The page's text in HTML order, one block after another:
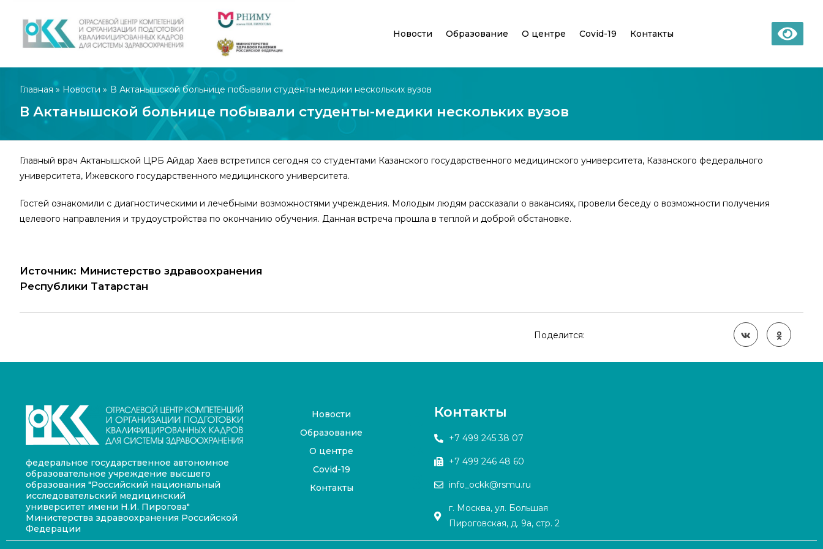
Новости Образование О центре Covid-19 Контакты
Главная » Новости » В Актанышской больнице побывали студенты-медики нескольких вузов
В Актанышской больнице побывали студенты-медики нескольких вузов
Главный врач Актанышской ЦРБ Айдар Хаев встретился сегодня со студентами Казанского государственного медицинского университета, Казанского федерального
университета, Ижевского государственного медицинского университета.
Гостей ознакомили с диагностическими и лечебными возможностями учреждения. Молодым людям рассказали о вакансиях, провели беседу о возможности получения
целевого направления и трудоустройства по окончанию обучения. Данная встреча прошла в теплой и доброй обстановке.
Источник: Министерство здравоохранения
Республики Татарстан
Поделится:
федеральное государственное автономное
образовательное учреждение высшего
образования "Российский национальный
исследовательский медицинский
университет имени Н.И. Пирогова"
Министерства здравоохранения Российской
Федерации
Новости
Образование
О центре
Covid-19
Контакты
Контакты
+7 499 245 38 07
+7 499 246 48 60
info_ockk@rsmu.ru
г. Москва, ул. Большая
Пироговская, д. 9а, стр. 2